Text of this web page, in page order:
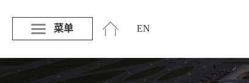
菜单 EN